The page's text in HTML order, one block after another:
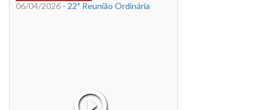
06/04/2026 - 22ª Reunião Ordinária